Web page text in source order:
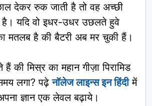
देकर रुक जाती है तो वह अच्छी
है। यदि वो इधर-उधर उछलते हुवे
मतलब है की बैटरी अब मर चुकी हैं।
की मिस्र का महान गीज़ा पिरामिड
लगा? पढ़ेनॉलेज लाइन्स इन हिंदीमें
ज्ञान एक लेवल बढ़ाये।